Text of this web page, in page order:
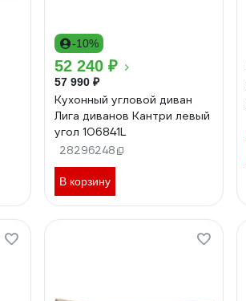
-10%
52 240 ₽
57 990 ₽
Кухонный угловой диван
Лига диванов Кантри левый
угол 106841L
28296248
В корзину